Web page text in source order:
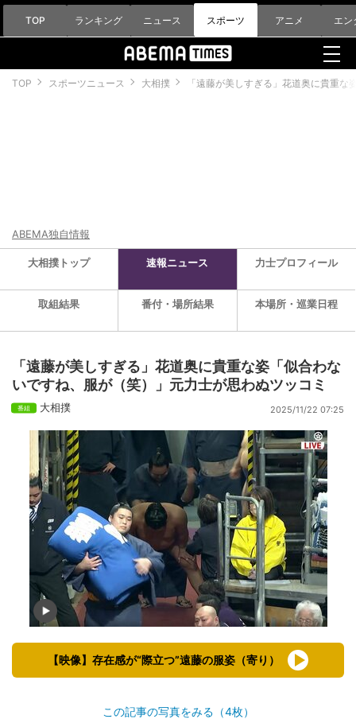
TOP ランキング ニュース スポーツ アニメ エン
TOP スポーツニュース 大相撲 「遠藤が美しすぎる」花道奥に貴重
ABEMA独自情報
大相撲トップ 速報ニュース 力士プロフィール
取組結果 番付・場所結果 本場所・巡業日程
「遠藤が美しすぎる」花道奥に貴重な姿「似合わな
いですね、服が（笑）」元力士が思わぬツッコミ
大相撲 2025/11/22 07:25
【映像】存在感が“際立つ”遠藤の服姿（寄り）
この記事の写真をみる（4枚）